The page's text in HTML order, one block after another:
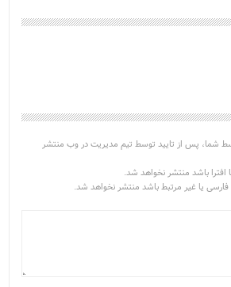
شما، پس از تایید توسط تیم مدیریت در وب منتشر
باشد منتشر نخواهد شد.
فارسی یا غیر مرتبط باشد منتشر نخواهد شد.